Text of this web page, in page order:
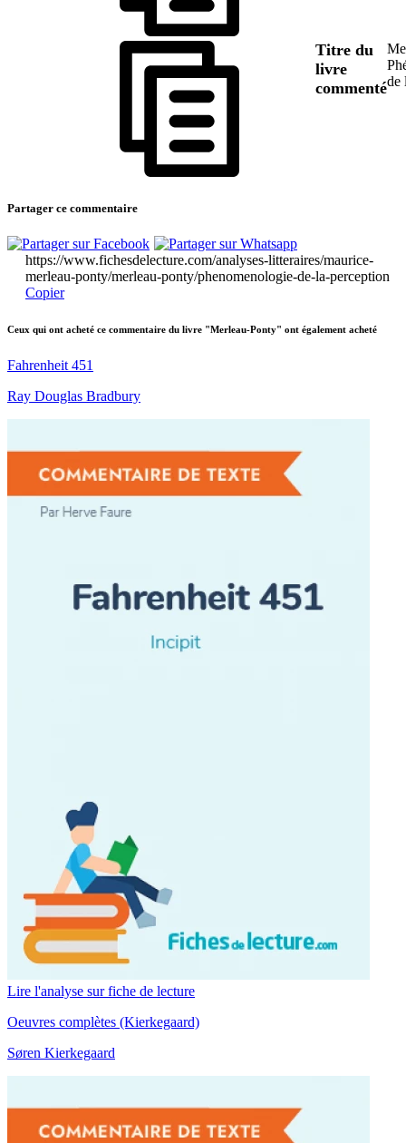
Titre du
livre
commentéde
Partager ce commentaire
https://www.fichesdelecture.com/analyses-litteraires/maurice-
merleau-ponty/merleau-ponty/phenomenologie-de-la-perception
Copier
Ceux qui ont acheté ce commentaire du livre "Merleau-Ponty" ont également acheté
Fahrenheit 451
Ray Douglas Bradbury
Lire l'analyse sur fiche de lecture
Oeuvres complètes (Kierkegaard)
Søren Kierkegaard